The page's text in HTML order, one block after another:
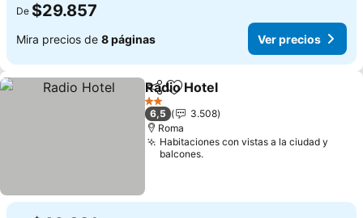
De $29.857
Mira precios de 8 páginas Ver precios
CompartirAgregar a favoritos
Radio Hotel
2 Estrellas
6,5
3.508
Roma
Habitaciones con vistas a la ciudad y
balcones.